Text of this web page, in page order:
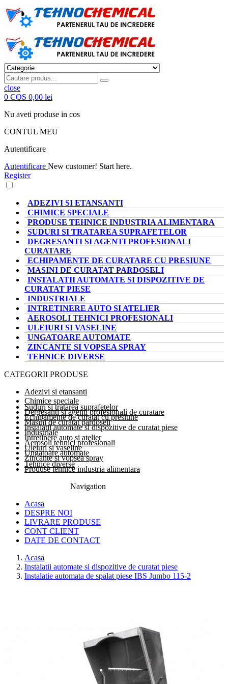
close
0 COS 0,00 lei
Nu aveti produse in cos
CONTUL MEU
Autentificare
Autentificare New customer! Start here.
Register
ADEZIVI SI ETANSANTI
CHIMICE SPECIALE
PRODUSE TEHNICE INDUSTRIA ALIMENTARA
SUDURI SI TRATAREA SUPRAFETELOR
DEGRESANTI SI AGENTI PROFESIONALI
CURATARE
ECHIPAMENTE DE CURATARE CU PRESIUNE
MASINI DE CURATAT PARDOSELI
INSTALATII AUTOMATE SI DISPOZITIVE DE
CURATAT PIESE
INDUSTRIALE
INTRETINERE AUTO SI ATELIER
AEROSOLI TEHNICI PROFESIONALI
ULEIURI SI VASELINE
UNGATOARE AUTOMATE
ZINCANTE SI VOPSEA SPRAY
TEHNICE DIVERSE
CATEGORII PRODUSE
Adezivi si etansanti
Chimice speciale
Suduri si tratarea suprafetelor
Degresanti si agenti profesionali de curatare
Echipamente de curatat cu presiune
Masini de curatat pardoseli
Instalatii automate si dispozitive de curatat piese
Industriale
Intretinere auto si atelier
Aerosoli tehnici profesionali
Uleiuri si vaseline
Ungatoare automate
Zincante si vopsea spray
Tehnice diverse
Produse tehnice industria alimentara
Navigation
Acasa
DESPRE NOI
LIVRARE PRODUSE
CONT CLIENT
DATE DE CONTACT
Acasa
Instalatii automate si dispozitive de curatat piese
Instalatie automata de spalat piese IBS Jumbo 115-2